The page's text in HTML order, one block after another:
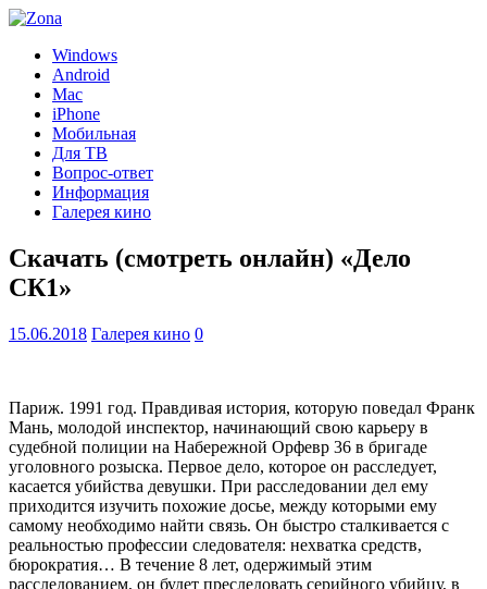
Windows
Android
Mac
iPhone
Мобильная
Для ТВ
Вопрос-ответ
Информация
Галерея кино
Скачать (смотреть онлайн) «Дело
СК1»
15.06.2018 Галерея кино 0
Париж. 1991 год. Правдивая история, которую поведал Франк
Мань, молодой инспектор, начинающий свою карьеру в
судебной полиции на Набережной Орфевр 36 в бригаде
уголовного розыска. Первое дело, которое он расследует,
касается убийства девушки. При расследовании дел ему
приходится изучить похожие досье, между которыми ему
самому необходимо найти связь. Он быстро сталкивается с
реальностью профессии следователя: нехватка средств,
бюрократия… В течение 8 лет, одержимый этим
расследованием, он будет преследовать серийного убийцу, в